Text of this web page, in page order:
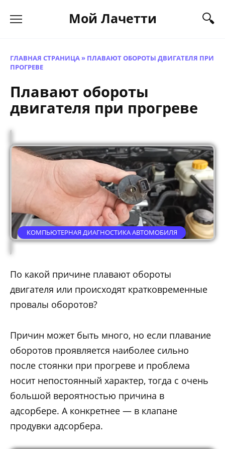
Мой Лачетти
ГЛАВНАЯ СТРАНИЦА» ПЛАВАЮТ ОБОРОТЫ ДВИГАТЕЛЯ ПРИ
ПРОГРЕВЕ
Плавают обороты
двигателя при прогреве
КОМПЬЮТЕРНАЯ ДИАГНОСТИКА АВТОМОБИЛЯ
По какой причине плавают обороты
двигателя или происходят кратковременные
провалы оборотов?
Причин может быть много, но если плавание
оборотов проявляется наиболее сильно
после стоянки при прогреве и проблема
носит непостоянный характер, тогда с очень
большой вероятностью причина в
адсорбере. А конкретнее — в клапане
продувки адсорбера.